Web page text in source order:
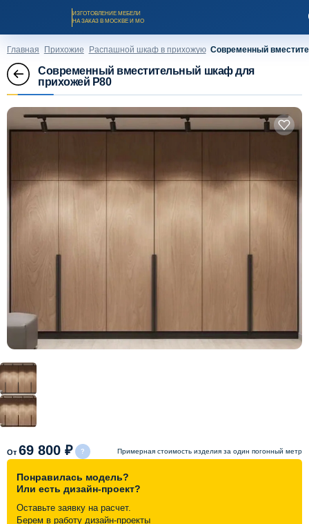
ИЗГОТОВЛЕНИЕ МЕБЕЛИ
НА ЗАКАЗ В МОСКВЕ И МО
Заказать звонок
Каталог мебели на заказ
Оплата и доставка
Схема работы
Акции и скидки
Портфолио
Видеоотзывы
Статьи
Главная Прихожие Распашной шкаф в прихожую Современный
Современный вместительный шкаф для
прихожей P80
От 69 800 ₽ Примерная стоимость изделия за один погонный метр
Понравилась модель?
Или есть дизайн-проект?
Оставьте заявку на расчет.
Берем в работу дизайн-проекты